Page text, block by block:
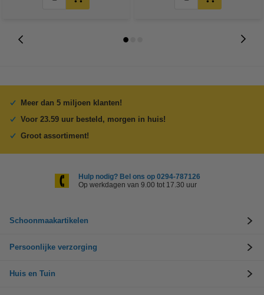
Meer dan 5 miljoen klanten!
Voor 23.59 uur besteld, morgen in huis!
Groot assortiment!
Hulp nodig? Bel ons op 0294-787126
Op werkdagen van 9.00 tot 17.30 uur
Schoonmaakartikelen
Persoonlijke verzorging
Huis en Tuin